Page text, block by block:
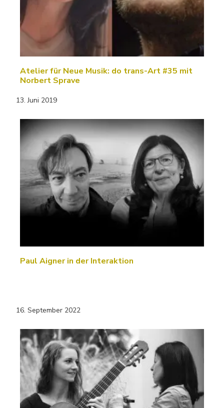
Atelier für Neue Musik: do trans-Art #35 mit
Norbert Sprave
13. Juni 2019
Paul Aigner in der Interaktion
16. September 2022